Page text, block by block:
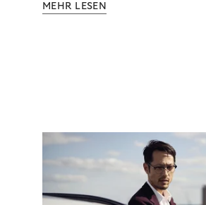
MEHR LESEN